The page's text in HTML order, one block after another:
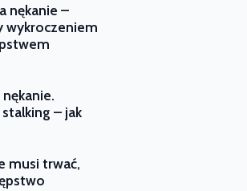
nękanie –
wykroczeniem
stalking – jak
musi trwać,